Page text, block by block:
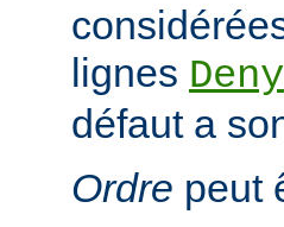
lignes Deny
défaut a
Ordre peut